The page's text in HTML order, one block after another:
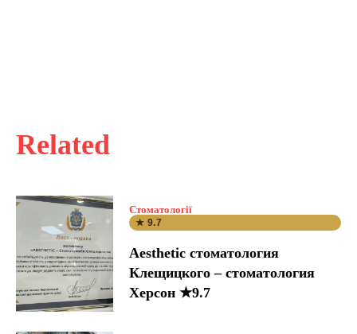
Related
Стоматології
★ 9.7
Aesthetic стоматология
Клещицкого – стоматология
Херсон ★9.7